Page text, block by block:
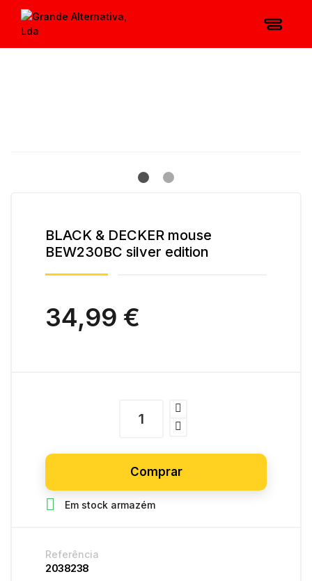
BLACK & DECKER mouse
BEW230BC silver edition
34,99 €
Comprar
 Em stock armazém
Referência
2038238